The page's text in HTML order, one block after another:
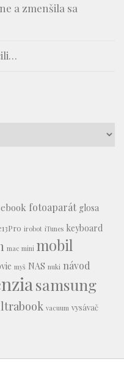
a zmenšila sa
ebook fotoaparát glosa
irobot iTunes keyboard
mac mini mobil
myš NAS nuki návod
samsung
vacuum vysávač